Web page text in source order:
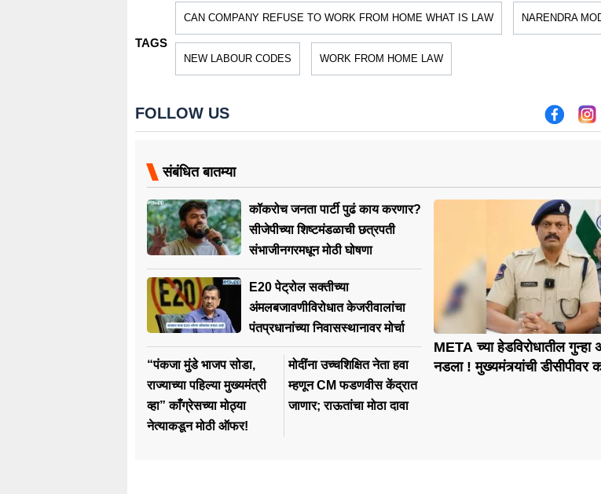
TAGS
CAN COMPANY REFUSE TO WORK FROM HOME WHAT IS LAW NARENDRA
NEW LABOUR CODES WORK FROM HOME LAW
FOLLOW US
संबंधित बातम्या
कॉकरोच जनता पार्टी पुढं काय करणार?
सीजेपीच्या शिष्टमंडळाची छत्रपती
संभाजीनगरमधून मोठी घोषणा
E20 पेट्रोल सक्तीच्या
अंमलबजावणीविरोधात केजरीवालांचा
पंतप्रधानांच्या निवासस्थानावर मोर्चा
“पंकजा मुंडे भाजप सोडा,
राज्याच्या पहिल्या मुख्यमंत्री
व्हा” काँग्रेसच्या मोठ्या
नेत्याकडून मोठी ऑफर!
मोदींना उच्चशिक्षित नेता हवा
म्हणून CM फडणवीस केंद्रात
जाणार; राऊतांचा मोठा दावा
META च्या हेडविरोधातील गुन्हा
नडला ! मुख्यमंत्र्यांची डीसीपीवर